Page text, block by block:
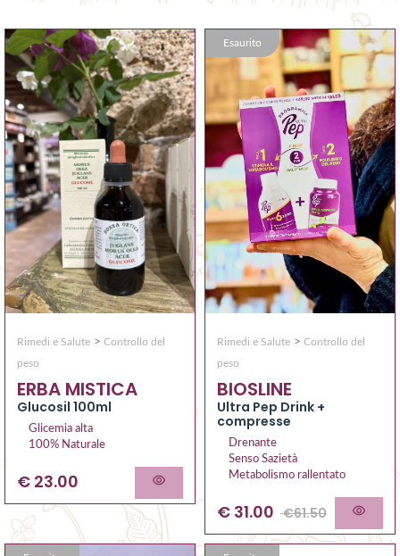
Rimedi e Salute > Controllo del
peso
ERBA MISTICA
Glucosil 100ml
Glicemia alta
100% Naturale
€ 23.00
Esaurito
Rimedi e Salute > Controllo del
peso
BIOSLINE
Ultra Pep Drink +
compresse
Drenante
Senso Sazietà
Metabolismo rallentato
€ 31.00 €61.50